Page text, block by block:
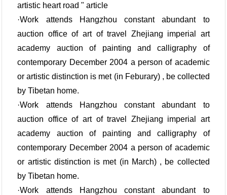
artistic heart road " article
·Work attends Hangzhou constant abundant to
auction office of art of travel Zhejiang imperial art
academy auction of painting and calligraphy of
contemporary December 2004 a person of academic
or artistic distinction is met (in Feburary) , be collected
by Tibetan home.
·Work attends Hangzhou constant abundant to
auction office of art of travel Zhejiang imperial art
academy auction of painting and calligraphy of
contemporary December 2004 a person of academic
or artistic distinction is met (in March) , be collected
by Tibetan home.
·Work attends Hangzhou constant abundant to